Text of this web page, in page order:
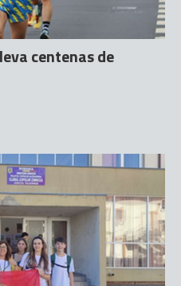
centenas de